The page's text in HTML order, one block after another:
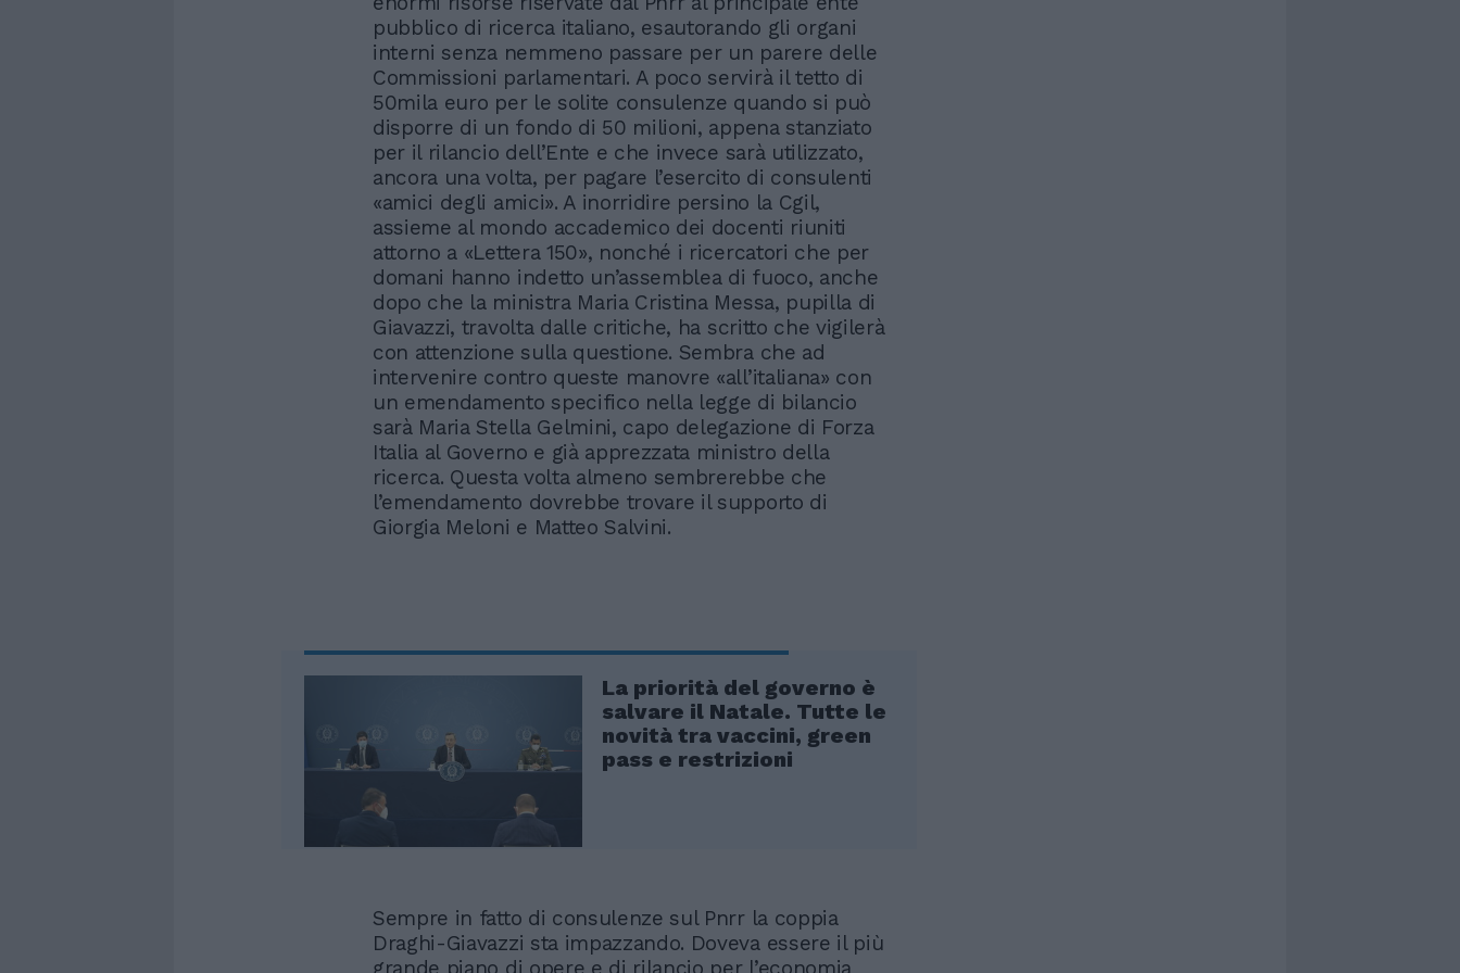
pubblico di ricerca italiano, esautorando gli organi
interni senza nemmeno passare per un parere delle
Commissioni parlamentari. A poco servirà il tetto di
50mila euro per le solite consulenze quando si può
disporre di un fondo di 50 milioni, appena stanziato
per il rilancio dell’Ente e che invece sarà utilizzato,
ancora una volta, per pagare l’esercito di consulenti
«amici degli amici». A inorridire persino la Cgil,
assieme al mondo accademico dei docenti riuniti
attorno a «Lettera 150», nonché i ricercatori che per
domani hanno indetto un’assemblea di fuoco, anche
dopo che la ministra Maria Cristina Messa, pupilla di
Giavazzi, travolta dalle critiche, ha scritto che vigilerà
con attenzione sulla questione. Sembra che ad
intervenire contro queste manovre «all’italiana» con
un emendamento specifico nella legge di bilancio
sarà Maria Stella Gelmini, capo delegazione di Forza
Italia al Governo e già apprezzata ministro della
ricerca. Questa volta almeno sembrerebbe che
l’emendamento dovrebbe trovare il supporto di
Giorgia Meloni e Matteo Salvini.
La priorità del governo è
salvare il Natale. Tutte le
novità tra vaccini, green
pass e restrizioni
Sempre in fatto di consulenze sul Pnrr la coppia
Draghi-Giavazzi sta impazzando. Doveva essere il più